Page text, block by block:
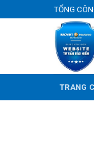
to
TỔNG
TRANG